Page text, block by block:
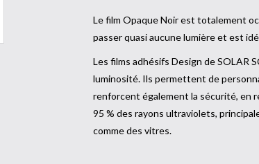
Le film Opaque Noir est totalement
passer quasi aucune lumière et est
Les films adhésifs Design de SOLAR
luminosité. Ils permettent de
renforcent également la sécurité, en
95 % des rayons ultraviolets,
comme des vitres.